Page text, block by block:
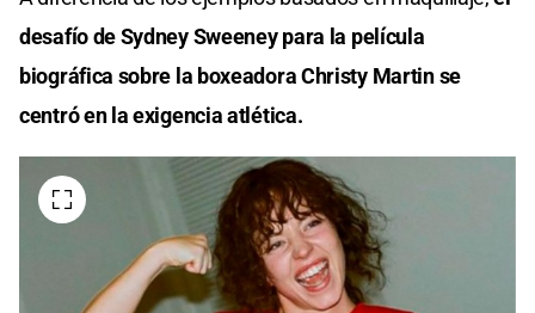
desafío de Sydney Sweeney para la película
biográfica sobre la boxeadora Christy Martin se
centró en la exigencia atlética.